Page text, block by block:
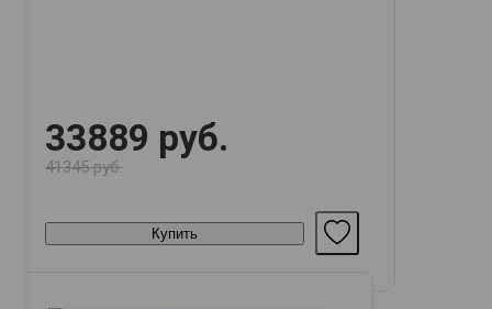
33889 руб.
41345 руб.
Купить